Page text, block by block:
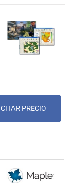
PRECIO